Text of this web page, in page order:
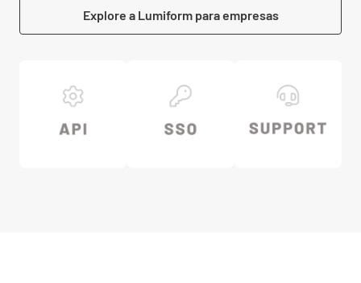
Explore a Lumiform para empresas